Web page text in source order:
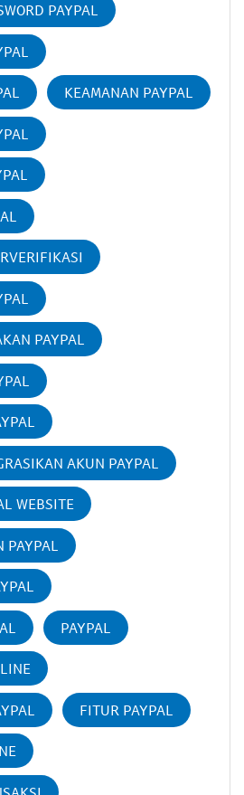
PAYPAL
KEAMANAN PAYPAL
PAYPAL
AKUN PAYPAL
WEBSITE
PAYPAL
FITUR PAYPAL